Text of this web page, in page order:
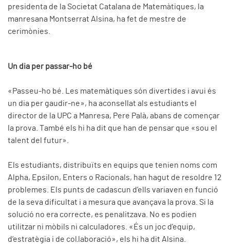
presidenta de la Societat Catalana de Matemàtiques, la
manresana Montserrat Alsina, ha fet de mestre de
cerimònies.
Un dia per passar-ho bé
«Passeu-ho bé. Les matemàtiques són divertides i avui és
un dia per gaudir-ne», ha aconsellat als estudiants el
director de la UPC a Manresa, Pere Palà, abans de començar
la prova. També els hi ha dit que han de pensar que «sou el
talent del futur».
Els estudiants, distribuïts en equips que tenien noms com
Alpha, Epsilon, Enters o Racionals, han hagut de resoldre 12
problemes. Els punts de cadascun d’ells variaven en funció
de la seva dificultat i a mesura que avançava la prova. Si la
solució no era correcte, es penalitzava. No es podien
utilitzar ni mòbils ni calculadores. «És un joc d’equip,
d’estratègia i de col·laboració», els hi ha dit Alsina.